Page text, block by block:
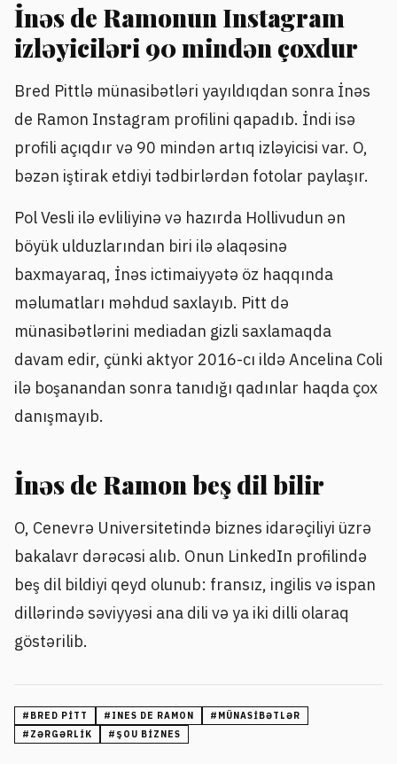
İnəs de Ramonun Instagram
izləyiciləri 90 mindən çoxdur
Bred Pittlə münasibətləri yayıldıqdan sonra İnəs
de Ramon Instagram profilini qapadıb. İndi isə
profili açıqdır və 90 mindən artıq izləyicisi var. O,
bəzən iştirak etdiyi tədbirlərdən fotolar paylaşır.
Pol Vesli ilə evliliyinə və hazırda Hollivudun ən
böyük ulduzlarından biri ilə əlaqəsinə
baxmayaraq, İnəs ictimaiyyətə öz haqqında
məlumatları məhdud saxlayıb. Pitt də
münasibətlərini mediadan gizli saxlamaqda
davam edir, çünki aktyor 2016-cı ildə Ancelina Coli
ilə boşanandan sonra tanıdığı qadınlar haqda çox
danışmayıb.
İnəs de Ramon beş dil bilir
O, Cenevrə Universitetində biznes idarəçiliyi üzrə
bakalavr dərəcəsi alıb. Onun LinkedIn profilində
beş dil bildiyi qeyd olunub: fransız, ingilis və ispan
dillərində səviyyəsi ana dili və ya iki dilli olaraq
göstərilib.
# BRED PITT # INES DE RAMON # MÜNASIBƏTLƏR
# ZƏRGƏRLIK # ŞOU BIZNES